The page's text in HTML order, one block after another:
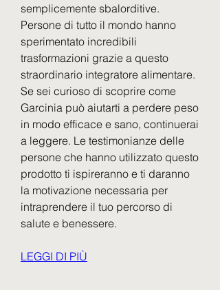
semplicemente sbalorditive.
Persone di tutto il mondo hanno
sperimentato incredibili
trasformazioni grazie a questo
straordinario integratore alimentare.
Se sei curioso di scoprire come
Garcinia può aiutarti a perdere peso
in modo efficace e sano, continuerai
a leggere. Le testimonianze delle
persone che hanno utilizzato questo
prodotto ti ispireranno e ti daranno
la motivazione necessaria per
intraprendere il tuo percorso di
salute e benessere.
LEGGI DI PIÙ